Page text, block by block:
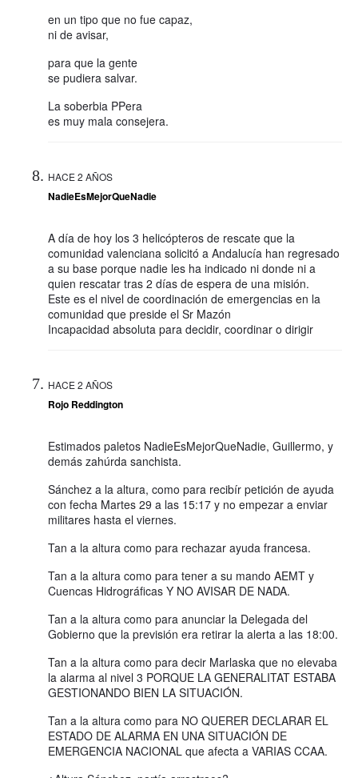
en un tipo que no fue capaz,
ni de avisar,
para que la gente
se pudiera salvar.
La soberbia PPera
es muy mala consejera.
HACE 2 AÑOS
NadieEsMejorQueNadie
A día de hoy los 3 helicópteros de rescate que la
comunidad valenciana solicitó a Andalucía han regresado
a su base porque nadie les ha indicado ni donde ni a
quien rescatar tras 2 días de espera de una misión.
Este es el nivel de coordinación de emergencias en la
comunidad que preside el Sr Mazón
Incapacidad absoluta para decidir, coordinar o dirigir
HACE 2 AÑOS
Rojo Reddington
Estimados paletos NadieEsMejorQueNadie, Guillermo, y
demás zahúrda sanchista.
Sánchez a la altura, como para recibír petición de ayuda
con fecha Martes 29 a las 15:17 y no empezar a enviar
militares hasta el viernes.
Tan a la altura como para rechazar ayuda francesa.
Tan a la altura como para tener a su mando AEMT y
Cuencas Hidrográficas Y NO AVISAR DE NADA.
Tan a la altura como para anunciar la Delegada del
Gobierno que la previsión era retirar la alerta a las 18:00.
Tan a la altura como para decir Marlaska que no elevaba
la alarma al nivel 3 PORQUE LA GENERALITAT ESTABA
GESTIONANDO BIEN LA SITUACIÓN.
Tan a la altura como para NO QUERER DECLARAR EL
ESTADO DE ALARMA EN UNA SITUACIÓN DE
EMERGENCIA NACIONAL que afecta a VARIAS CCAA.